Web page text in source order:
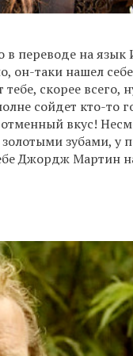
в переводе на
он-таки нашел
скорее всего,
сойдет кто-то
вкус!
зубами, у
Джордж Мартин